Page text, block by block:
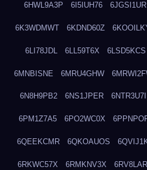
6HWL9A3P 6I5IUH76 6JGSI1UR
6K3WDMWT 6KDND60Z
6LI78JDL 6LL59T6X 6LSD5KCS
6MNBISNE 6MRU4GHW
6N8H9PB2 6NS1JPER 6NTR3U7I
6PM1Z7A5 6PO2WC0X
6QEEKCMR 6QKOAUOS
6RKWC57X 6RMKNV3X